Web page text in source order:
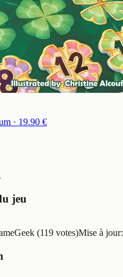
· 19.90 €
.
jeu
(119 votes)Mise à jour: